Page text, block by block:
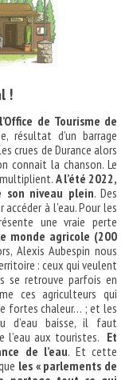
!
de Tourisme de
résultat d’un barrage
crues de Durance alors
connait la chanson. Le
A l’été 2022,
son niveau plein. Des
à l’eau. Pour les
une vraie perte
monde agricole (200
Alexis Aubespin nous
: ceux qui veulent
se retrouve parfois en
ces agriculteurs qui
fortes chaleur… ; et les
d’eau baisse, il faut
l’eau aux touristes. Et
de l’eau. Et cette
les « parlements de